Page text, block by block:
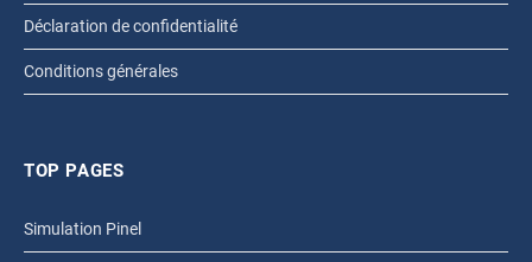
Déclaration de confidentialité
Conditions générales
TOP PAGES
Simulation Pinel